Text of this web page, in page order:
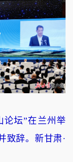
论坛”在兰州举
致辞。新甘肃·